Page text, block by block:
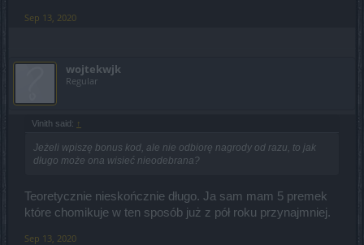
Sep 13, 2020
wojtekwjk
Regular
Vinith said: ↑
Jeżeli wpiszę bonus kod, ale nie odbiorę nagrody od razu, to jak
długo może ona wisieć nieodebrana?
Teoretycznie nieskończnie długo. Ja sam mam 5 premek
które chomikuje w ten sposób już z pół roku przynajmniej.
Sep 13, 2020